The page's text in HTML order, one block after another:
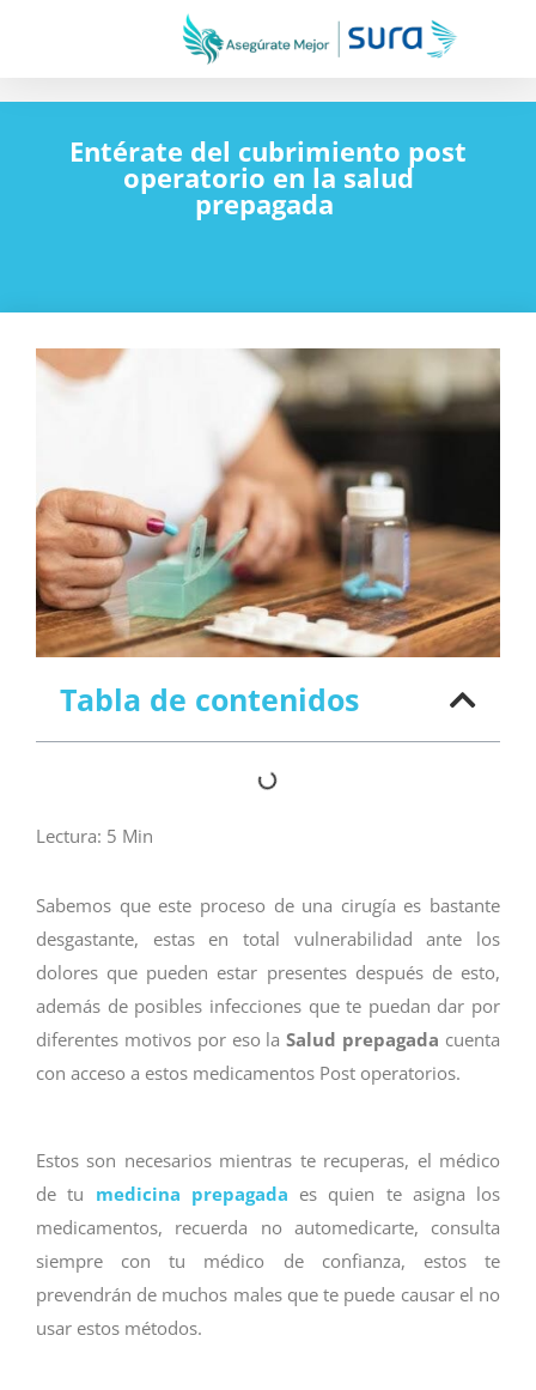
Entérate del cubrimiento post
operatorio en la salud
prepagada
Tabla de contenidos
Lectura: 5 Min
Sabemos que este proceso de una cirugía es bastante
desgastante, estas en total vulnerabilidad ante los
dolores que pueden estar presentes después de esto,
además de posibles infecciones que te puedan dar por
diferentes motivos por eso laSalud prepagada cuenta
con acceso a estos medicamentos Post operatorios.
Estos son necesarios mientras te recuperas, el médico
de tu medicina prepagada es quien te asigna los
medicamentos, recuerda no automedicarte, consulta
siempre con tu médico de confianza, estos te
prevendrán de muchos males que te puede causar el no
usar estos métodos.